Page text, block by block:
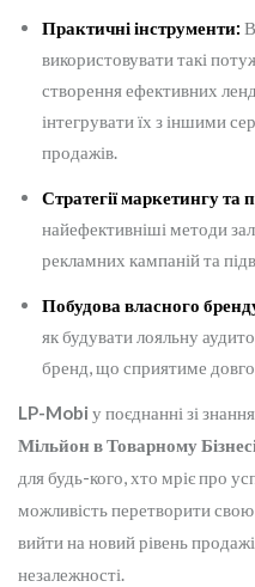
Практичні інструменти:
використовувати такі
створення ефективних
інтегрувати їх з іншими
продажів.
Стратегії маркетингу та
найефективніші методи
рекламних кампаній та
Побудова власного
як будувати лояльну
бренд, що сприятиме
LP-Mobi у поєднанні зі
Мільйон в Товарному
для будь-кого, хто мріє про
можливість перетворити
вийти на новий рівень
незалежності.